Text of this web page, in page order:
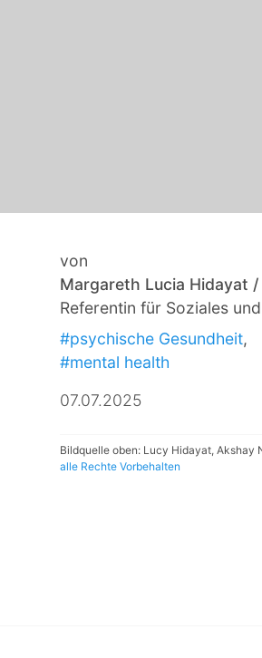
von
Margareth Lucia Hidayat /
Referentin für Soziales und
#psychische Gesundheit,
#mental health
07.07.2025
Bildquelle oben: Lucy Hidayat, Akshay
alle Rechte Vorbehalten